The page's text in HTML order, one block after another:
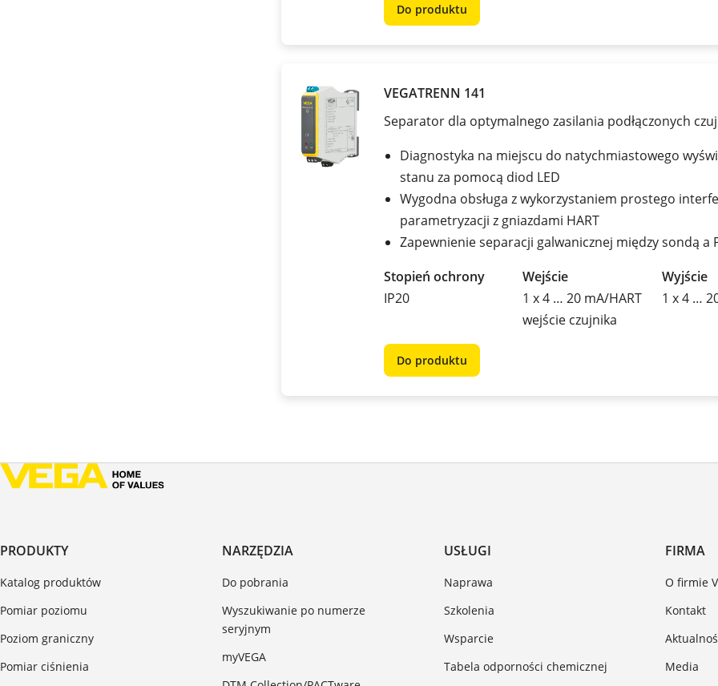
Do produktu
VEGATRENN 141
Separator dla optymalnego zasilania podłączonych
Diagnostyka na miejscu do natychmiastowego
stanu za pomocą diod LED
Wygodna obsługa z wykorzystaniem prostego
parametryzacji z gniazdami HART
Zapewnienie separacji galwanicznej między sondą a
Stopień ochrony
IP20
Wejście
1 x 4 … 20 mA/HART
wejście czujnika
Wyjście
1 x 4 …
Do produktu
PRODUKTY
Katalog produktów
Pomiar poziomu
Poziom graniczny
Pomiar ciśnienia
NARZĘDZIA
Do pobrania
Wyszukiwanie po numerze
seryjnym
myVEGA
USŁUGI
Naprawa
Szkolenia
Wsparcie
Tabela odporności chemicznej
FIRMA
O firmie
Kontakt
Media